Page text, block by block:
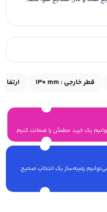
قطر خارجی : 130 mm
زمینه‌ساز یک انتخاب صحیح